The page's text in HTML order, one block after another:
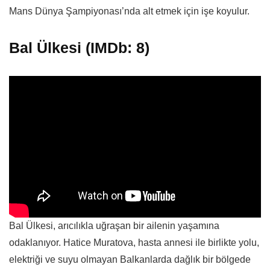
Mans Dünya Şampiyonası’nda alt etmek için işe koyulur.
Bal Ülkesi (IMDb: 8)
Bal Ülkesi, arıcılıkla uğraşan bir ailenin yaşamına
odaklanıyor. Hatice Muratova, hasta annesi ile birlikte yolu,
elektriği ve suyu olmayan Balkanlarda dağlık bir bölgede